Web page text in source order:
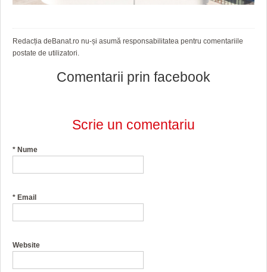
Redacția deBanat.ro nu-și asumă responsabilitatea pentru comentariile
postate de utilizatori.
Comentarii prin facebook
Scrie un comentariu
* Nume
* Email
Website